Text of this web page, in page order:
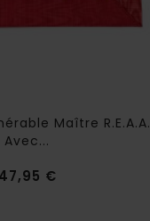
Maître R.E.A.A.
Avec...
47,95 €Prix